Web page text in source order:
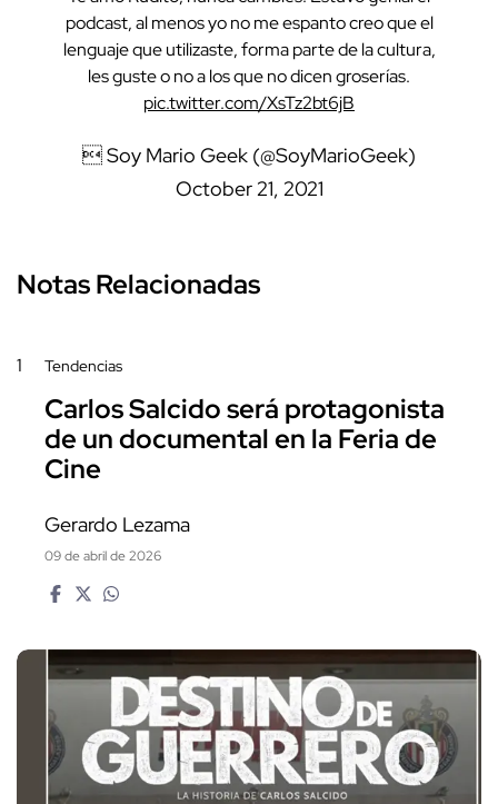
podcast, al menos yo no me espanto creo que el
lenguaje que utilizaste, forma parte de la cultura,
les guste o no a los que no dicen groserías.
pic.twitter.com/XsTz2bt6jB
 Soy Mario Geek (@SoyMarioGeek)
October 21, 2021
Notas Relacionadas
1 Tendencias
Carlos Salcido será protagonista
de un documental en la Feria de
Cine
Gerardo Lezama
09 de abril de 2026